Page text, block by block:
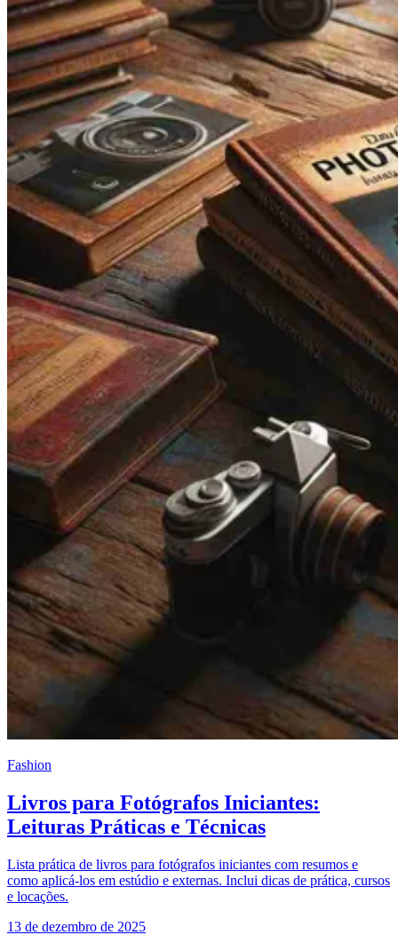
Fashion
Livros para Fotógrafos Iniciantes:
Leituras Práticas e Técnicas
Lista prática de livros para fotógrafos iniciantes com resumos e
como aplicá-los em estúdio e externas. Inclui dicas de prática, cursos
e locações.
13 de dezembro de 2025